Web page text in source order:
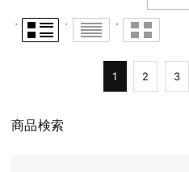
1 2 3
商品検索